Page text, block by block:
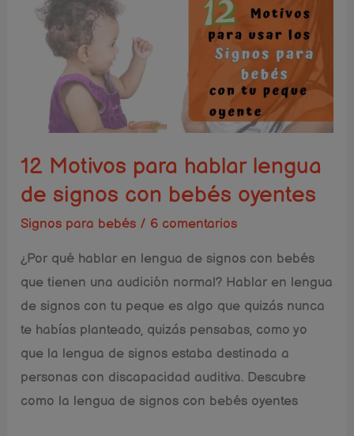
12 Motivos para hablar lengua
de signos con bebés oyentes
Signos para bebés / 6 comentarios
¿Por qué hablar en lengua de signos con bebés
que tienen una audición normal? Hablar en lengua
de signos con tu peque es algo que quizás nunca
te habías planteado, quizás pensabas, como yo
que la lengua de signos estaba destinada a
personas con discapacidad auditiva. Descubre
como la lengua de signos con bebés oyentes
Motivos
para
hablar
lengua
signos
con
bebés
oyentes